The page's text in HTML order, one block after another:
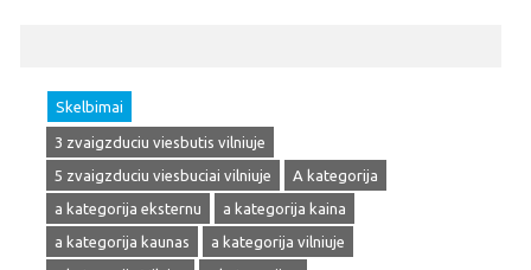
Skelbimai
3 zvaigzduciu viesbutis vilniuje
5 zvaigzduciu viesbuciai vilniuje
A kategorija
a kategorija eksternu
a kategorija kaina
a kategorija kaunas
a kategorija vilniuje